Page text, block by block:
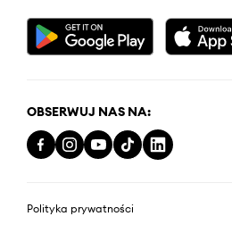
OBSERWUJ NAS NA:
Polityka prywatności